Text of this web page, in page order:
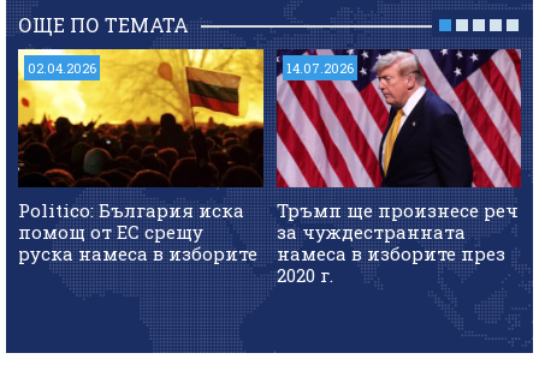
ОЩЕ ПО ТЕМАТА
02.04.2026
Politico: България иска
помощ от ЕС срещу
руска намеса в изборите
14.07.2026
Тръмп ще произнесе реч
за чуждестранната
намеса в изборите през
2020 г.